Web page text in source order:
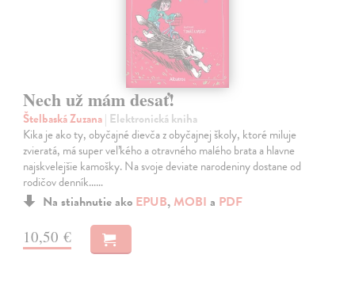
Nech už mám desať!
Štelbaská Zuzana| Elektronická kniha
Kika je ako ty, obyčajné dievča z obyčajnej školy, ktoré miluje
zvieratá, má super veľkého a otravného malého brata a hlavne
najskvelejšie kamošky. Na svoje deviate narodeniny dostane od
rodičov denník...…
Na stiahnutie ako EPUB, MOBI a PDF
10,50 €